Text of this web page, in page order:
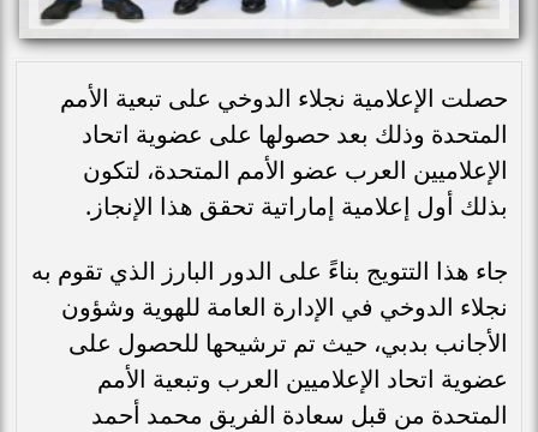
حصلت الإعلامية نجلاء الدوخي على تبعية الأمم
المتحدة وذلك بعد حصولها على عضوية اتحاد
الإعلاميين العرب عضو الأمم المتحدة، لتكون
بذلك أول إعلامية إماراتية تحقق هذا الإنجاز.
جاء هذا التتويج بناءً على الدور البارز الذي تقوم به
نجلاء الدوخي في الإدارة العامة للهوية وشؤون
الأجانب بدبي، حيث تم ترشيحها للحصول على
عضوية اتحاد الإعلاميين العرب وتبعية الأمم
المتحدة من قبل سعادة الفريق محمد أحمد